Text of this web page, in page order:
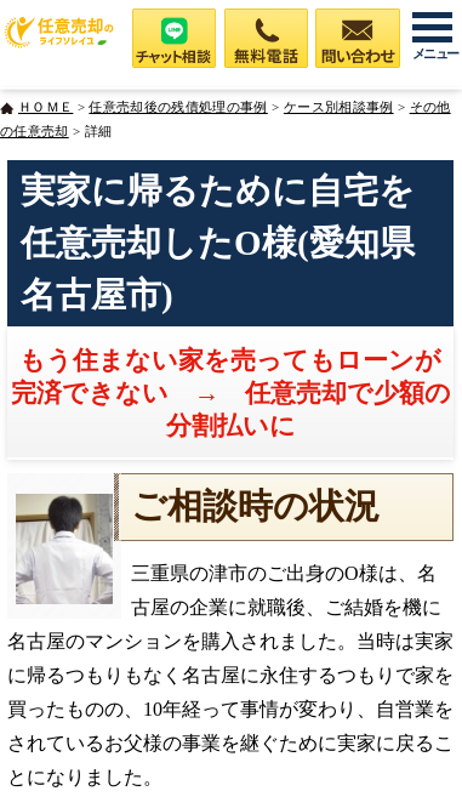
メニュー
ＨＯＭＥ >任意売却後の残債処理の事例 > ケース別相談事例 > その他
の任意売却 > 詳細
実家に帰るために自宅を
任意売却したO様(愛知県
名古屋市)
もう住まない家を売ってもローンが
完済できない → 任意売却で少額の
分割払いに
ご相談時の状況
三重県の津市のご出身のO様は、名
古屋の企業に就職後、ご結婚を機に
名古屋のマンションを購入されました。当時は実家
に帰るつもりもなく名古屋に永住するつもりで家を
買ったものの、10年経って事情が変わり、自営業を
されているお父様の事業を継ぐために実家に戻るこ
とになりました。